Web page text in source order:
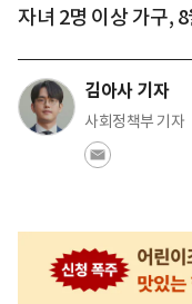
자녀 2명 이상 가구,
김아사 기자
사회정책부 기자